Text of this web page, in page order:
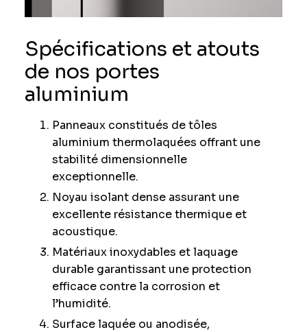
Spécifications et atouts
de nos portes
aluminium
Panneaux constitués de tôles
aluminium thermolaquées offrant une
stabilité dimensionnelle
exceptionnelle.
Noyau isolant dense assurant une
excellente résistance thermique et
acoustique.
Matériaux inoxydables et laquage
durable garantissant une protection
efficace contre la corrosion et
l’humidité.
Surface laquée ou anodisée,